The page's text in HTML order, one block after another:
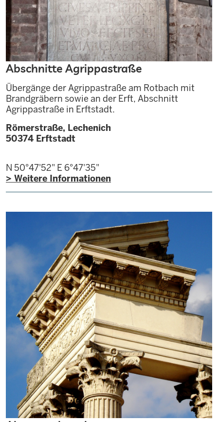
Abschnitte Agrippastraße
Übergänge der Agrippastraße am Rotbach mit
Brandgräbern sowie an der Erft, Abschnitt
Agrippastraße in Erftstadt.
Römerstraße, Lechenich
50374 Erftstadt
N 50°47'52" E 6°47'35"
> Weitere Informationen